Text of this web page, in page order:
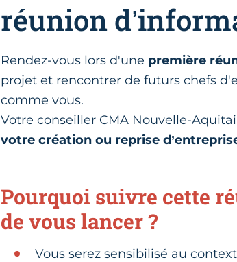
réunion
Rendez-vous lors d'une première
projet et rencontrer de futurs chefs
comme vous.
Votre conseiller CMA Nouvelle-
votre création ou reprise
Pourquoi suivre cette
de vous lancer ?
Vous serez sensibilisé au